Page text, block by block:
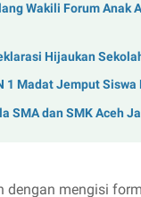
Wakili Forum
Hijaukan
1 Madat Jemput
SMA dan SMK Aceh
mengisi